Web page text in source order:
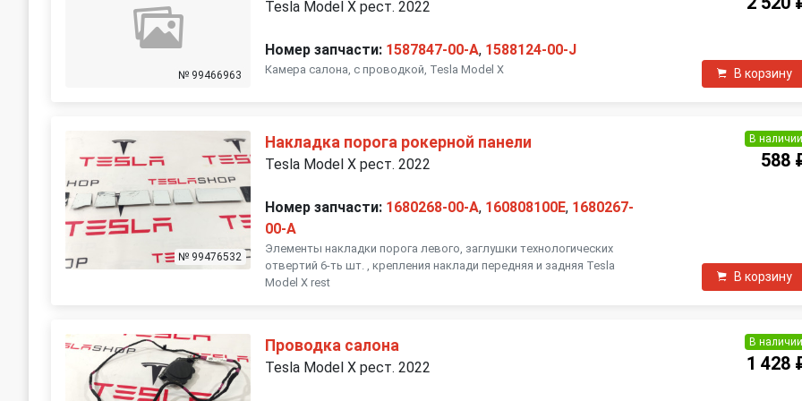
№ 99466963
Tesla Model X рест. 2022
Номер запчасти: 1587847-00-A, 1588124-00-J
Камера салона, с проводкой, Tesla Model X В корзину
№ 99476532
Накладка порога рокерной панели
Tesla Model X рест. 2022
Номер запчасти: 1680268-00-A, 160808100E, 1680267-
00-A
Элементы накладки порога левого, заглушки технологических
отвертий 6-ть шт. , крепления наклади передняя и задняя Tesla
Model X rest
В наличии
588
В корзину
Проводка салона
Tesla Model X рест. 2022
В наличии
1 428